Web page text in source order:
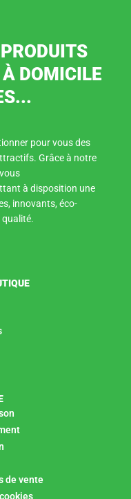
DOMICILE
pour vous des
Grâce à notre
à disposition une
innovants, éco-
qualité.
de vente